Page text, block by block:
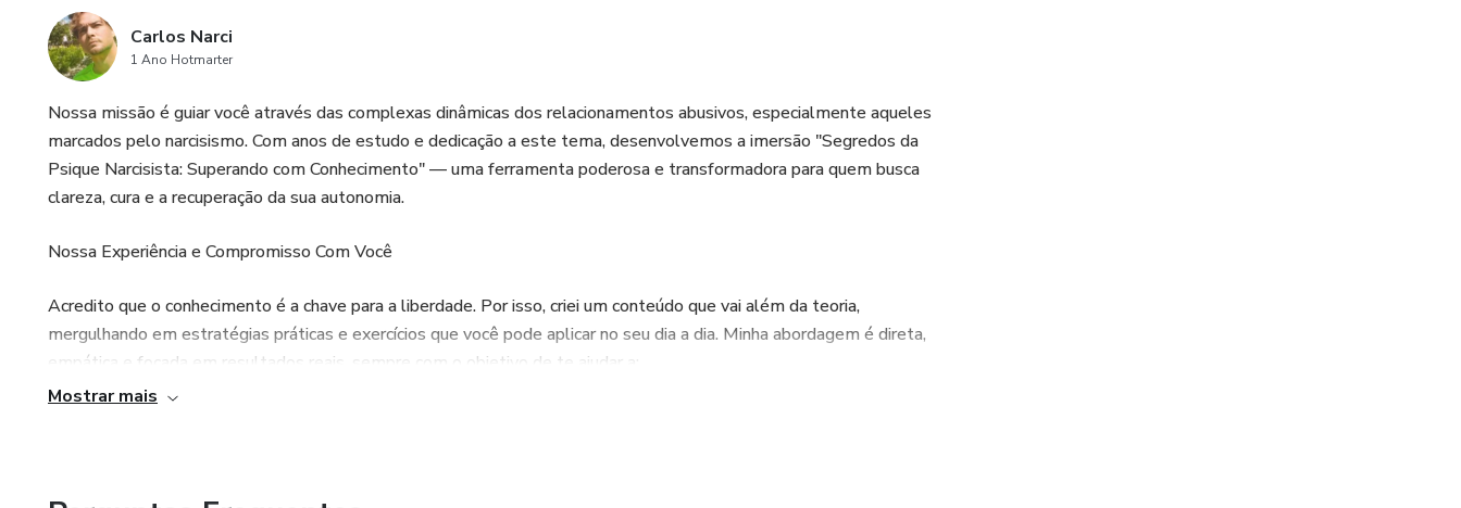
Carlos Narci
1 Ano Hotmarter
Nossa missão é guiar você através das complexas dinâmicas dos relacionamentos abusivos, especialmente aqueles
marcados pelo narcisismo. Com anos de estudo e dedicação a este tema, desenvolvemos a imersão "Segredos da
Psique Narcisista: Superando com Conhecimento" — uma ferramenta poderosa e transformadora para quem busca
clareza, cura e a recuperação da sua autonomia.
Nossa Experiência e Compromisso Com Você
Acredito que o conhecimento é a chave para a liberdade. Por isso, criei um conteúdo que vai além da teoria,
mergulhando em estratégias práticas e exercícios que você pode aplicar no seu dia a dia. Minha abordagem é direta,
empática e focada em resultados reais, sempre com o objetivo de te ajudar a:
Mostrar mais